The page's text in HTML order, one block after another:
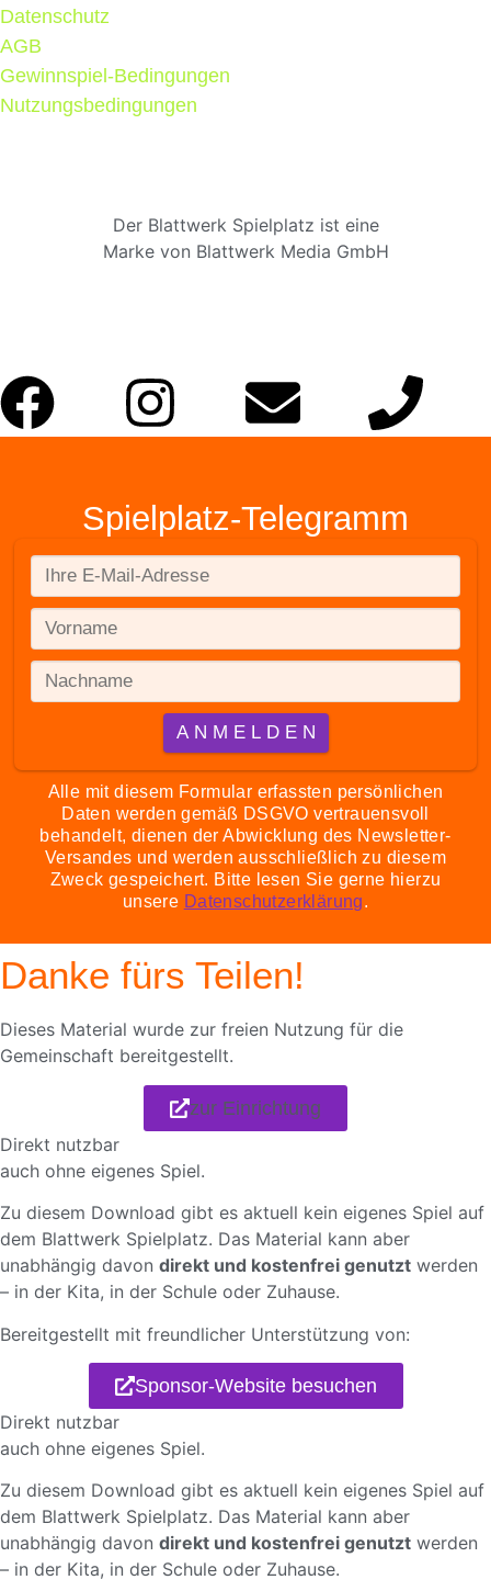
Datenschutz
AGB
Gewinnspiel-Bedingungen
Nutzungsbedingungen
Der Blattwerk Spielplatz ist eine
Marke von Blattwerk Media GmbH
Spielplatz-Telegramm
Alle mit diesem Formular erfassten persönlichen
Daten werden gemäß DSGVO vertrauensvoll
behandelt, dienen der Abwicklung des Newsletter-
Versandes und werden ausschließlich zu diesem
Zweck gespeichert. Bitte lesen Sie gerne hierzu
unsere Datenschutzerklärung.
Danke fürs Teilen!
Dieses Material wurde zur freien Nutzung für die
Gemeinschaft bereitgestellt.
zur Einrichtung
Direkt nutzbar
auch ohne eigenes Spiel.
Zu diesem Download gibt es aktuell kein eigenes Spiel auf
dem Blattwerk Spielplatz. Das Material kann aber
unabhängig davon direkt und kostenfrei genutzt werden
– in der Kita, in der Schule oder Zuhause.
Bereitgestellt mit freundlicher Unterstützung von:
Sponsor-Website besuchen
Direkt nutzbar
auch ohne eigenes Spiel.
Zu diesem Download gibt es aktuell kein eigenes Spiel auf
dem Blattwerk Spielplatz. Das Material kann aber
unabhängig davon direkt und kostenfrei genutzt werden
– in der Kita, in der Schule oder Zuhause.